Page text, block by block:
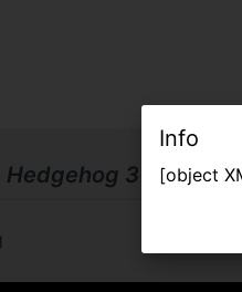
Hedgehog 3
Info
[object